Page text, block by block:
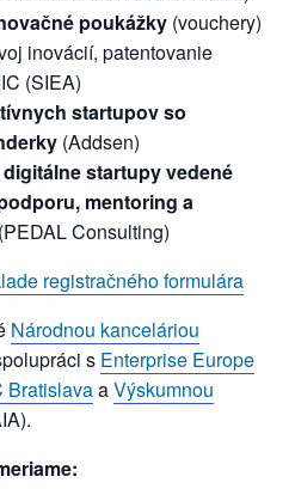
poukážky (vouchery)
inovácií, patentovanie
(SIEA)
startupov so
(Addsen)
startupy vedené
mentoring a
(PEDAL Consulting)
registračného formulára
Národnou kanceláriou
s Enterprise Europe
BratislavaaVýskumnou